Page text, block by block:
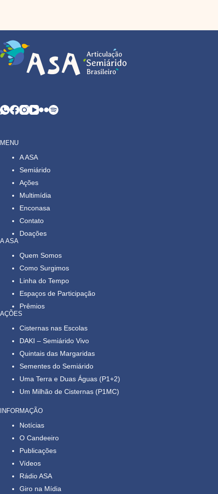
MENU
A ASA
Semiárido
Ações
Multimídia
Enconasa
Contato
Doações
A ASA
Quem Somos
Como Surgimos
Linha do Tempo
Espaços de Participação
Prêmios
AÇÕES
Cisternas nas Escolas
DAKI – Semiárido Vivo
Quintais das Margaridas
Sementes do Semiárido
Uma Terra e Duas Águas (P1+2)
Um Milhão de Cisternas (P1MC)
INFORMAÇÃO
Notícias
O Candeeiro
Publicações
Vídeos
Rádio ASA
Giro na Mídia